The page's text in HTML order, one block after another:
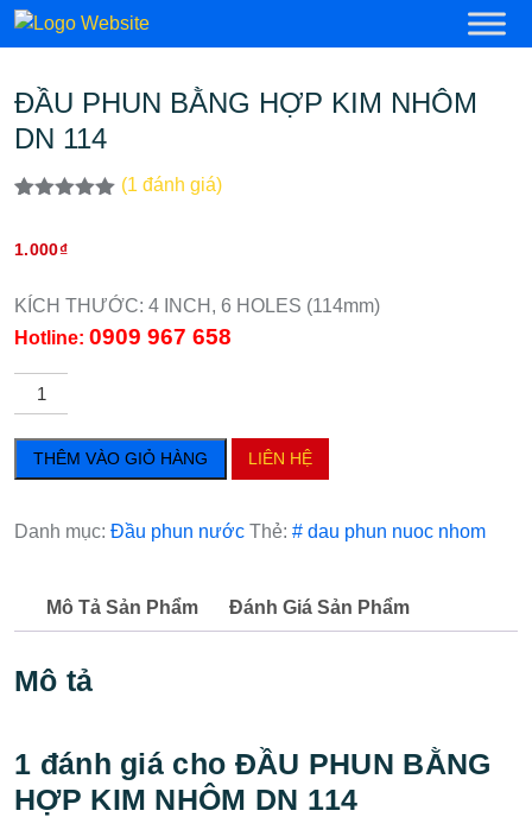
ĐẦU PHUN BẰNG HỢP KIM NHÔM
DN 114
đánh giá
(1 đánh giá)
1.000₫
KÍCH THƯỚC: 4 INCH, 6 HOLES (114mm)
Hotline: 0909 967 658
ĐẦU
PHUN
BẰNG
HỢP
NHÔM
THÊM VÀO GIỎ HÀNG LIÊN HỆ
Danh mục: Đầu phun nước Thẻ: # dau phun nuoc nhom
Mô Tả Sản Phẩm Đánh Giá Sản Phẩm
Mô tả
1 đánh giá cho ĐẦU PHUN BẰNG
HỢP KIM NHÔM DN 114